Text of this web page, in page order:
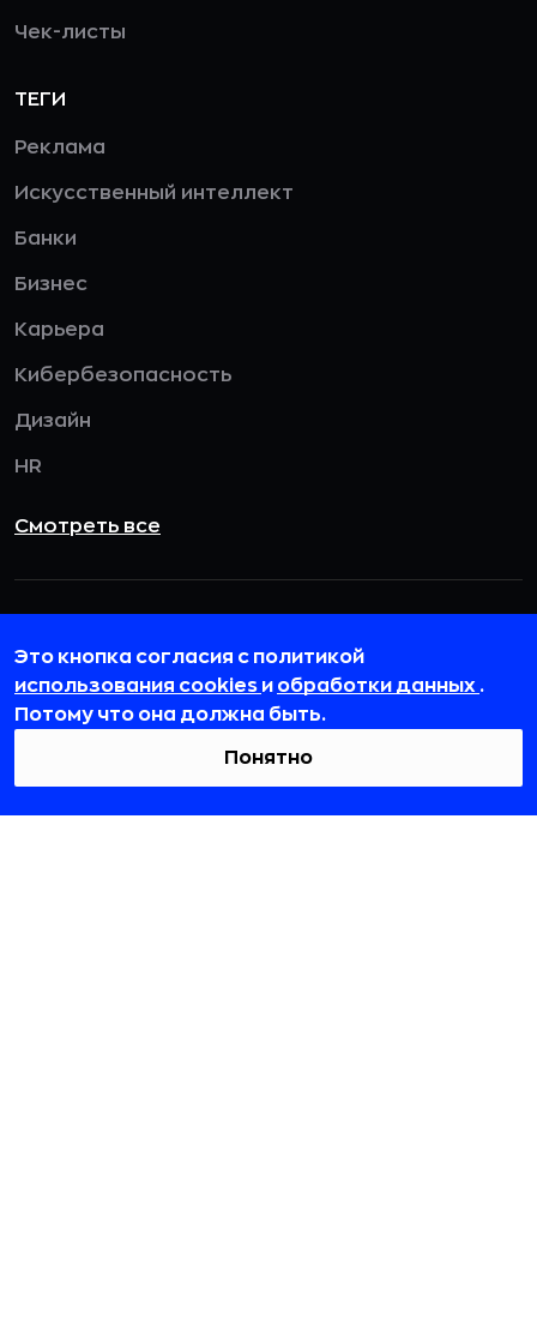
Чек-листы
ТЕГИ
Реклама
Искусственный интеллект
Банки
Бизнес
Карьера
Кибербезопасность
Дизайн
HR
Смотреть все
округ Даниловский, пр-кт Андропова, д. 18, к. 3
team@rb.ru
Это кнопка согласия с политикой
использования cookies и обработки данных .
Потому что она должна быть.
Понятно